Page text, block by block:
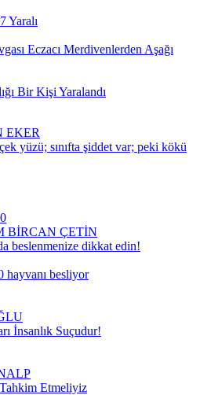
Yaralı
Eczacı Merdivenlerden Aşağı
Bir Kişi Yaralandı
EKER
yüzü; sınıfta şiddet var; peki kökü
BİRCAN ÇETİN
beslenmenize dikkat edin!
hayvanı besliyor
İnsanlık Suçudur!
Etmeliyiz